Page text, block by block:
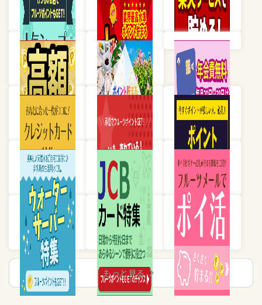
もっと見るchevron_right